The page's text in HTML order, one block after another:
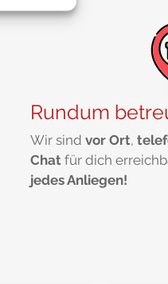
Rundum
Wir sind vor Ort,
Chat für dich
jedes Anliegen!